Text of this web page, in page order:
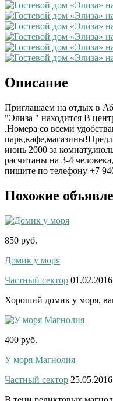
Описание
Приглашаем на отдых в
"Элиза " находится В
.Номера со всеми
июнь 2000 за
расчитаны на 3-4
пишите по телефону +7
Похожие
850 руб.
Домик у моря
Частный сектор 01.02.2016
Хороший домик у моря,
400 руб.
У моря Магнолия
Частный сектор 25.05.2016